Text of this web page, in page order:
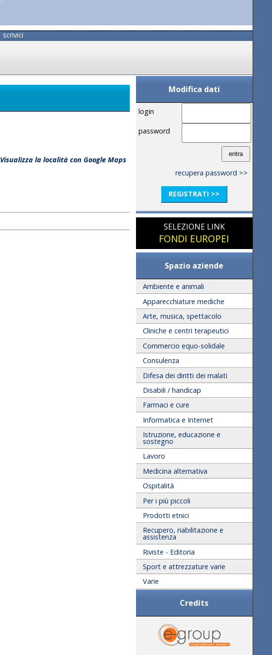
scrivici
Visualizza la località con Google Maps
Modifica dati
login
password
recupera password >>
REGISTRATI >>
SELEZIONE LINK
FONDI EUROPEI
Spazio aziende
Ambiente e animali
Apparecchiature mediche
Arte, musica, spettacolo
Cliniche e centri terapeutici
Commercio equo-solidale
Consulenza
Difesa dei diritti dei malati
Disabili / handicap
Farmaci e cure
Informatica e Internet
Istruzione, educazione e
sostegno
Lavoro
Medicina alternativa
Ospitalità
Per i più piccoli
Prodotti etnici
Recupero, riabilitazione e
assistenza
Riviste - Editoria
Sport e attrezzature varie
Varie
Credits